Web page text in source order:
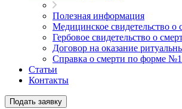
Полезная информация
Медицинское свидетельство о
Гербовое свидетельство о
Договор на оказание
Справка о смерти по форме
Статьи
Контакты
Подать заявку